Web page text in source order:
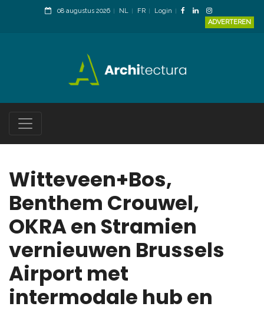
08 augustus 2026 NL FR
Login
ADVERTEREN
Witteveen+Bos,
Benthem Crouwel,
OKRA en Stramien
vernieuwen Brussels
Airport met
intermodale hub en